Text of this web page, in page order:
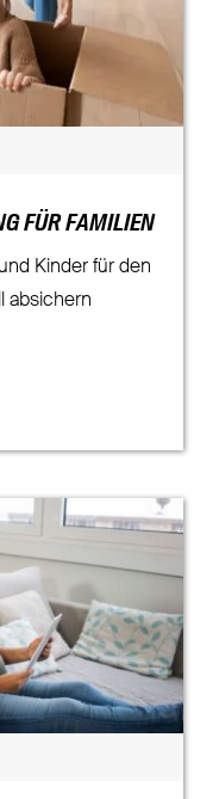
FÜR FAMILIEN
Kinder für den
absichern